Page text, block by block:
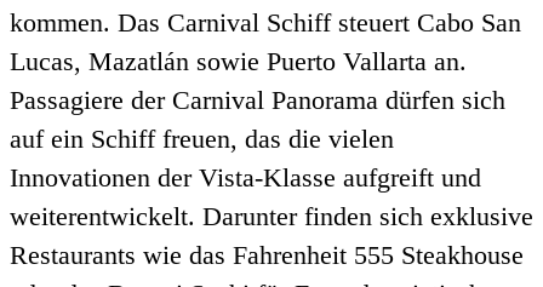
kommen. Das Carnival Schiff steuert Cabo San
Lucas, Mazatlán sowie Puerto Vallarta an.
Passagiere der Carnival Panorama dürfen sich
auf ein Schiff freuen, das die vielen
Innovationen der Vista-Klasse aufgreift und
weiterentwickelt. Darunter finden sich exklusive
Restaurants wie das Fahrenheit 555 Steakhouse